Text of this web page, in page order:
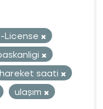
License
hareket saati
ulaşım